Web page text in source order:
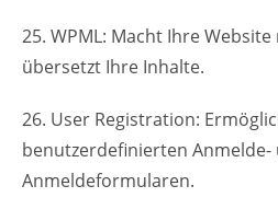
25. WPML: Macht Ihre
übersetzt Ihre Inhalte.
26. User Registration:
benutzerdefinierten Anmelde-
Anmeldeformularen.